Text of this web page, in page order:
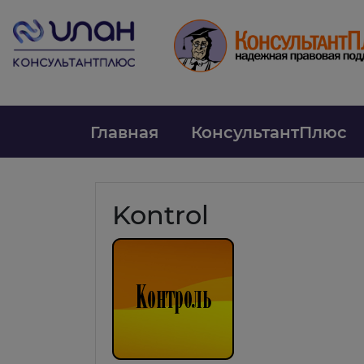
Главная КонсультантПлюс
Kontrol